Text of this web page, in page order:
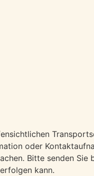
oder
Bitte senden Sie
kann.